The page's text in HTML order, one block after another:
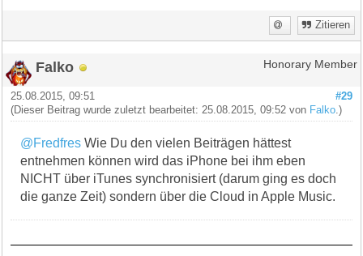
Zitieren
Falko Honorary Member
#29
25.08.2015, 09:51
(Dieser Beitrag wurde zuletzt bearbeitet: 25.08.2015, 09:52 von Falko.)
@Fredfres Wie Du den vielen Beiträgen hättest
entnehmen können wird das iPhone bei ihm eben
NICHT über iTunes synchronisiert (darum ging es doch
die ganze Zeit) sondern über die Cloud in Apple Music.